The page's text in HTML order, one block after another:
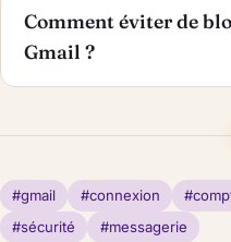
Comment éviter de
Gmail ?
#gmail #connexion
#sécurité
#messagerie